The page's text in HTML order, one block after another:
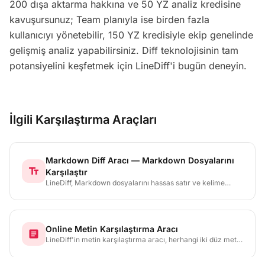
200 dışa aktarma hakkına ve 50 YZ analiz kredisine
kavuşursunuz; Team planıyla ise birden fazla
kullanıcıyı yönetebilir, 150 YZ kredisiyle ekip genelinde
gelişmiş analiz yapabilirsiniz. Diff teknolojisinin tam
potansiyelini keşfetmek için LineDiff'i bugün deneyin.
İlgili Karşılaştırma Araçları
text_fields
Markdown Diff Aracı — Markdown Dosyalarını
Karşılaştır
LineDiff, Markdown dosyalarını hassas satır ve kelime
düzenlemelerini, blog yazısı revizyonlarını ve README
değişikliklerini incelemeyi kolaylaştırır.
article Online Metin Karşılaştırma Aracı
LineDiff'in metin karşılaştırma aracı, herhangi iki düz metin